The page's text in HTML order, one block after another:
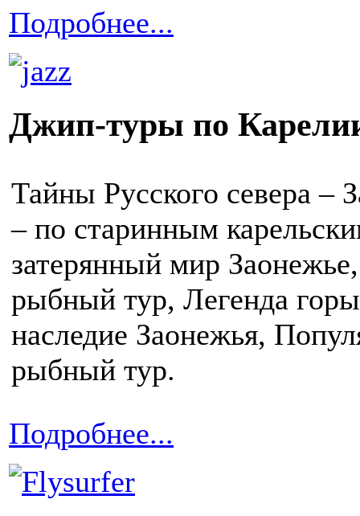
Подробнее...
Джип-туры по
Тайны Русского севера –
– по старинным
затерянный мир
рыбный тур, Легенда
наследие Заонежья,
рыбный тур.
Подробнее...